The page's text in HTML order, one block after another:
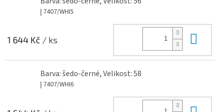
| 7407/WHI5
1 644 Kč / ks
Barva: šedo-černé, Velikost: 58
| 7407/WHI6